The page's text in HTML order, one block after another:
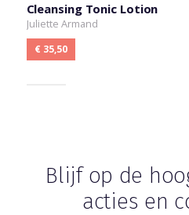
Cleansing Tonic Lotion
Juliette Armand
€ 35,50
Blijf op de
acties en